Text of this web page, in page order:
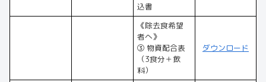
込書
《除去食希望
者へ》
③ 物資配合表
（3食分＋飲
料）
ダウンロード